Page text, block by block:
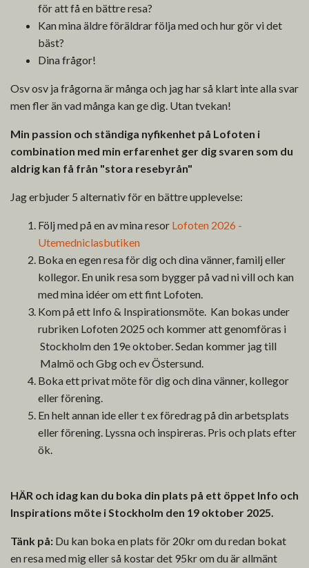
för att få en bättre resa?
Kan mina äldre föräldrar följa med och hur gör vi det
bäst?
Dina frågor!
Osv osv ja frågorna är många och jag har så klart inte alla svar
men fler än vad många kan ge dig. Utan tvekan!
Min passion och ständiga nyfikenhet på Lofoten i
combination med min erfarenhet ger dig svaren som du
aldrig kan få från "stora resebyrån"
Jag erbjuder 5 alternativ för en bättre upplevelse:
Följ med på en av mina resor Lofoten 2026 -
Utemedniclasbutiken
Boka en egen resa för dig och dina vänner, familj eller
kollegor. En unik resa som bygger på vad ni vill och kan
med mina idéer om ett fint Lofoten.
Kom på ett Info & Inspirationsmöte. Kan bokas under
rubriken Lofoten 2025 och kommer att genomföras i
Stockholm den 19e oktober. Sedan kommer jag till
Malmö och Gbg och ev Östersund.
Boka ett privat möte för dig och dina vänner, kollegor
eller förening.
En helt annan ide eller t ex föredrag på din arbetsplats
eller förening. Lyssna och inspireras. Pris och plats efter
ök.
HÄR och idag kan du boka din plats på ett öppet Info och
Inspirations möte i Stockholm den 19 oktober 2025.
Tänk på: Du kan boka en plats för 20kr om du redan bokat
en resa med mig eller så kostar det 95kr om du är allmänt